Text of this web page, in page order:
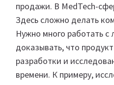
продажи. В MedTech-
Здесь сложно делать
Нужно много работать
доказывать, что
разработки и
времени. К примеру,